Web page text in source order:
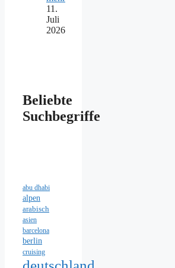
11.
Juli
2026
Beliebte
Suchbegriffe
abu dhabi
alpen
arabisch
asien
barcelona
berlin
cruising